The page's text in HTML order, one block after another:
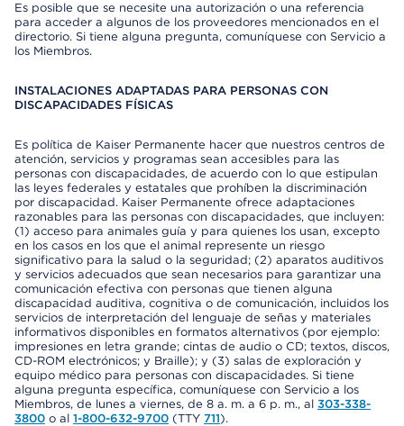
Es posible que se necesite una autorización o una referencia
para acceder a algunos de los proveedores mencionados en el
directorio. Si tiene alguna pregunta, comuníquese con Servicio a
los Miembros.
INSTALACIONES ADAPTADAS PARA PERSONAS CON
DISCAPACIDADES FÍSICAS
Es política de Kaiser Permanente hacer que nuestros centros de
atención, servicios y programas sean accesibles para las
personas con discapacidades, de acuerdo con lo que estipulan
las leyes federales y estatales que prohíben la discriminación
por discapacidad. Kaiser Permanente ofrece adaptaciones
razonables para las personas con discapacidades, que incluyen:
(1) acceso para animales guía y para quienes los usan, excepto
en los casos en los que el animal represente un riesgo
significativo para la salud o la seguridad; (2) aparatos auditivos
y servicios adecuados que sean necesarios para garantizar una
comunicación efectiva con personas que tienen alguna
discapacidad auditiva, cognitiva o de comunicación, incluidos los
servicios de interpretación del lenguaje de señas y materiales
informativos disponibles en formatos alternativos (por ejemplo:
impresiones en letra grande; cintas de audio o CD; textos, discos,
CD-ROM electrónicos; y Braille); y (3) salas de exploración y
equipo médico para personas con discapacidades. Si tiene
alguna pregunta específica, comuníquese con Servicio a los
Miembros, de lunes a viernes, de 8 a. m. a 6 p. m., al 303-338-
3800 o al 1-800-632-9700 (TTY 711).